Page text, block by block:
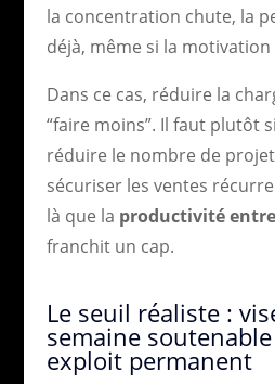
la concentration chute, la
déjà, même si la
Dans ce cas, réduire la
“faire moins”. Il faut plutôt
réduire le nombre de
sécuriser les ventes
là que la productivité
franchit un cap.
Le seuil réaliste :
semaine
exploit permanent